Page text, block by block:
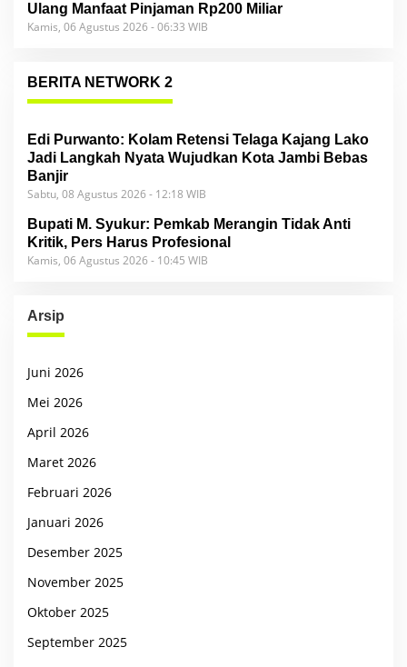
Ulang Manfaat Pinjaman Rp200 Miliar
Kamis, 06 Agustus 2026 - 06:33 WIB
BERITA NETWORK 2
Edi Purwanto: Kolam Retensi Telaga Kajang Lako
Jadi Langkah Nyata Wujudkan Kota Jambi Bebas
Banjir
Sabtu, 08 Agustus 2026 - 12:18 WIB
Bupati M. Syukur: Pemkab Merangin Tidak Anti
Kritik, Pers Harus Profesional
Kamis, 06 Agustus 2026 - 10:45 WIB
Arsip
Juni 2026
Mei 2026
April 2026
Maret 2026
Februari 2026
Januari 2026
Desember 2025
November 2025
Oktober 2025
September 2025